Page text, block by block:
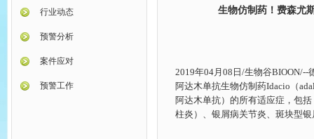
行业动态
预警分析
案件应对
预警工作
生物仿制药！费森尤
2019年04月08日/生物谷BIOON/--
阿达木单抗生物仿制药Idacio（
阿达木单抗）的所有适应症，包括
柱炎）、银屑病关节炎、斑块型